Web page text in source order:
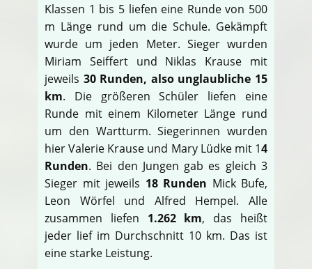
Klassen 1 bis 5 liefen eine Runde von 500
m Länge rund um die Schule. Gekämpft
wurde um jeden Meter. Sieger wurden
Miriam Seiffert und Niklas Krause mit
jeweils 30 Runden, also unglaubliche 15
km. Die größeren Schüler liefen eine
Runde mit einem Kilometer Länge rund
um den Wartturm. Siegerinnen wurden
hier Valerie Krause und Mary Lüdke mit 14
Runden. Bei den Jungen gab es gleich 3
Sieger mit jeweils 18 Runden Mick Bufe,
Leon Wörfel und Alfred Hempel. Alle
zusammen liefen 1.262 km, das heißt
jeder lief im Durchschnitt 10 km. Das ist
eine starke Leistung.